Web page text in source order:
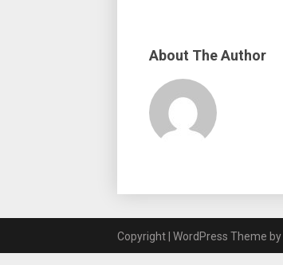
About The Author
Copyright | WordPress Theme by